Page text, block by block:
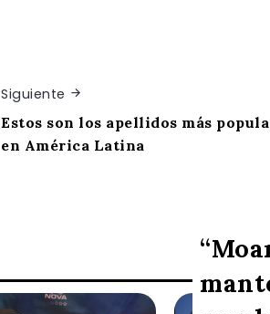
Siguiente
Estos son los apellidos más
en América Latina